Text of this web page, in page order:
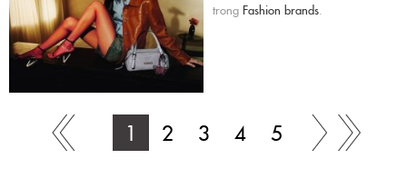
trong Fashion brands
1 2 3 4 5